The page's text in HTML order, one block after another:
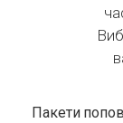
Пакети